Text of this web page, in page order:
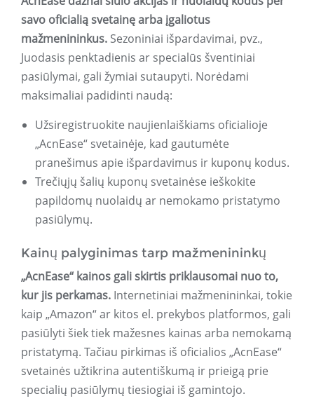
savo oficialią svetainę arba įgaliotus
mažmenininkus. Sezoniniai išpardavimai, pvz.,
Juodasis penktadienis ar specialūs šventiniai
pasiūlymai, gali žymiai sutaupyti. Norėdami
maksimaliai padidinti naudą:
Užsiregistruokite naujienlaiškiams oficialioje
„AcnEase“ svetainėje, kad gautumėte
pranešimus apie išpardavimus ir kuponų kodus.
Trečiųjų šalių kuponų svetainėse ieškokite
papildomų nuolaidų ar nemokamo pristatymo
pasiūlymų.
Kainų palyginimas tarp mažmenininkų
„AcnEase“ kainos gali skirtis priklausomai nuo to,
kur jis perkamas. Internetiniai mažmenininkai, tokie
kaip „Amazon“ ar kitos el. prekybos platformos, gali
pasiūlyti šiek tiek mažesnes kainas arba nemokamą
pristatymą. Tačiau pirkimas iš oficialios „AcnEase“
svetainės užtikrina autentiškumą ir prieigą prie
specialių pasiūlymų tiesiogiai iš gamintojo.